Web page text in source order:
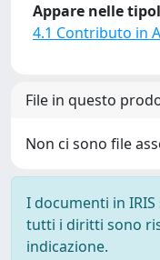
Appare nelle
4.1 Contributo in
File in questo
Non ci sono file
I documenti in
tutti i diritti sono
indicazione.